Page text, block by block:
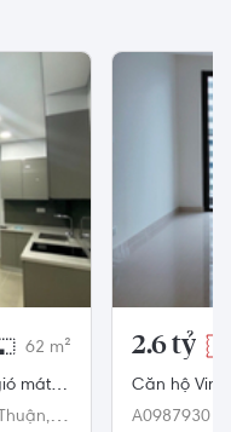
62 m²
mát,
2.6 tỷ
Căn hộ
ngủ, không
A0987930•